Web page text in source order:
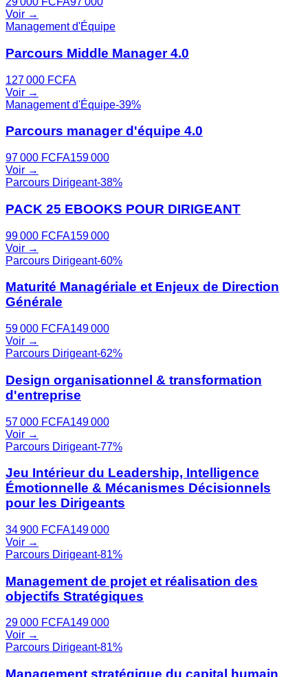
Voir →
Management d'Équipe
Parcours Middle Manager 4.0
127 000 FCFA
Voir →
Management d'Équipe-39%
Parcours manager d'équipe 4.0
97 000 FCFA159 000
Voir →
Parcours Dirigeant-38%
PACK 25 EBOOKS POUR DIRIGEANT
99 000 FCFA159 000
Voir →
Parcours Dirigeant-60%
Maturité Managériale et Enjeux de Direction
Générale
59 000 FCFA149 000
Voir →
Parcours Dirigeant-62%
Design organisationnel & transformation
d'entreprise
57 000 FCFA149 000
Voir →
Parcours Dirigeant-77%
Jeu Intérieur du Leadership, Intelligence
Émotionnelle & Mécanismes Décisionnels
pour les Dirigeants
34 900 FCFA149 000
Voir →
Parcours Dirigeant-81%
Management de projet et réalisation des
objectifs Stratégiques
29 000 FCFA149 000
Voir →
Parcours Dirigeant-81%
Management stratégique du capital humain